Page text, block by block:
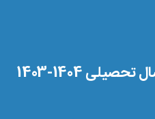
1404-1403